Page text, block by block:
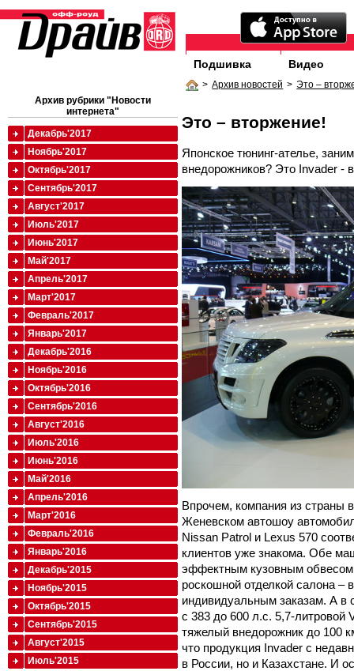
Подшивка Видео
> Архив новостей > Это –
Это – вторжение!
Японское тюнинг-ателье,
внедорожников? Это Invader -
Впрочем, компания из страны
Женевском автошоу
Nissan Patrol и Lexus 570
клиентов уже знакома. Обе
эффектным кузовным
роскошной отделкой салона –
индивидуальным заказам. А в
с 383 до 600 л.с. 5,7-литровой
тяжелый внедорожник до 100
что продукция Invader с
в России, но и Казахстане. И
Архив рубрики "Новости
интернета"
Декабрь'2017
Ноябрь'2017
Октябрь'2017
Сентябрь'2017
Август'2017
Июль'2017
Июнь'2017
Май'2017
Апрель'2017
Март'2017
Февраль'2017
Январь'2017
Декабрь'2016
Ноябрь'2016
Октябрь'2016
Сентябрь'2016
Август'2016
Июль'2016
Июнь'2016
Май'2016
Апрель'2016
Март'2016
Февраль'2016
Январь'2016
Декабрь'2015
Ноябрь'2015
Октябрь'2015
Сентябрь'2015
Август'2015
Июль'2015